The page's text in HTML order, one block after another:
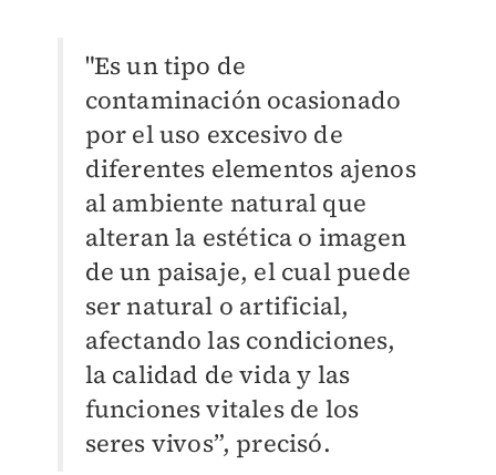
"Es un tipo de
contaminación ocasionado
por el uso excesivo de
diferentes elementos ajenos
al ambiente natural que
alteran la estética o imagen
de un paisaje, el cual puede
ser natural o artificial,
afectando las condiciones,
la calidad de vida y las
funciones vitales de los
seres vivos”, precisó.